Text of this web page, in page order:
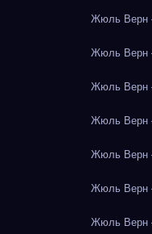
Жюль Верн
Жюль Верн
Жюль Верн
Жюль Верн
Жюль Верн
Жюль Верн
Жюль Верн